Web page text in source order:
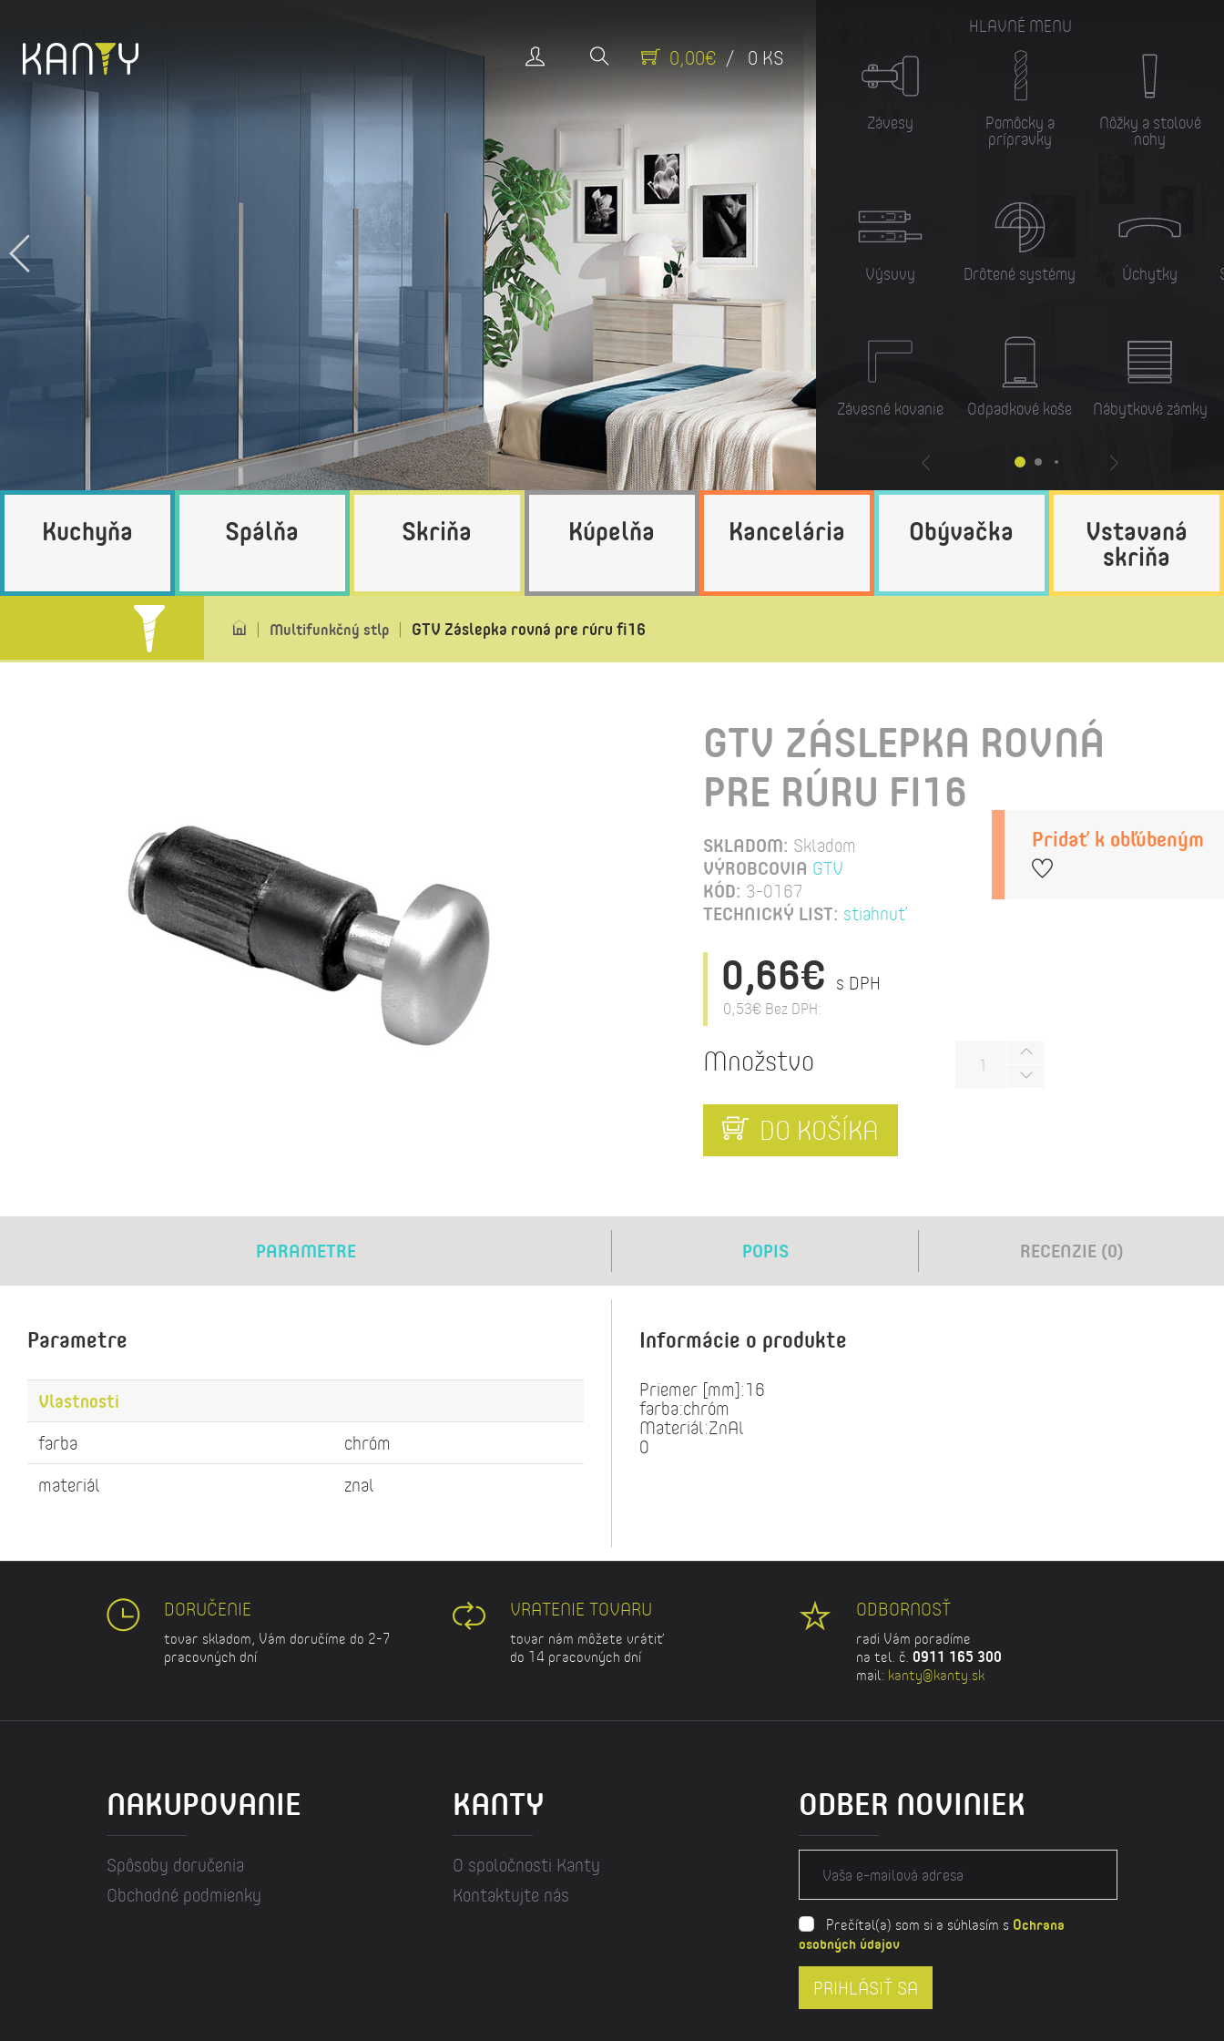
0,00€ / 0 KS
HLAVNÉ MENU
Závesy
Výsuvy
Závesné kovanie
Pomôcky a
prípravky
Drôtené systémy
Odpadkové koše
Nôžky a stolové
nohy
Úchytky
Nábytkové zámky
Kuchyňa Spálňa Skriňa Kúpelňa Kancelária Obývačka Vstavaná
skriňa
Multifunkčný stlp GTV Záslepka rovná pre rúru fi16
GTV ZÁSLEPKA ROVNÁ
PRE RÚRU FI16
SKLADOM: Skladom
VÝROBCOVIA GTV
KÓD: 3-0167
TECHNICKÝ LIST: stiahnuť
Pridať k obľúbeným
0,66€ s DPH
0,53€ Bez DPH:
Množstvo
DO KOŠÍKA
PARAMETRE
Parametre
Vlastnosti
farba
chróm
materiál
znal
POPIS RECENZIE (0)
Informácie o produkte
Priemer [mm]:16
farba:chróm
Materiál:ZnAl
0
DORUČENIE
tovar skladom, Vám doručíme do 2-7
pracovných dní
VRATENIE TOVARU
tovar nám môžete vrátiť
do 14 pracovných dní
ODBORNOSŤ
radi Vám poradíme
na tel. č. 0911 165 300
mail: kanty@kanty.sk
NAKUPOVANIE
Spôsoby doručenia
Obchodné podmienky
KANTY
O spoločnosti Kanty
Kontaktujte nás
ODBER NOVINIEK
Prečítal(a) som si a súhlasím s Ochrana
osobných údajov
PRIHLÁSIŤ SA